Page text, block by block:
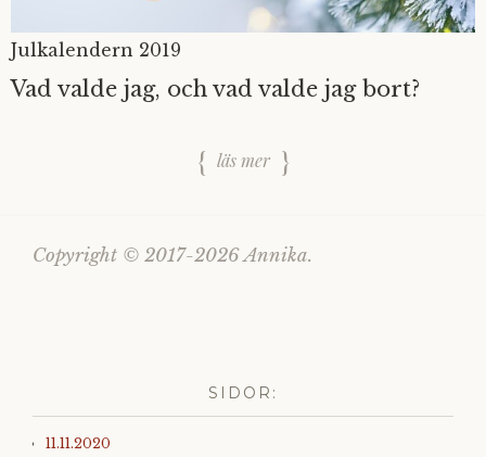
Julkalendern 2019
Vad valde jag, och vad valde jag bort?
läs mer
Copyright © 2017-2026 Annika.
SIDOR:
11.11.2020